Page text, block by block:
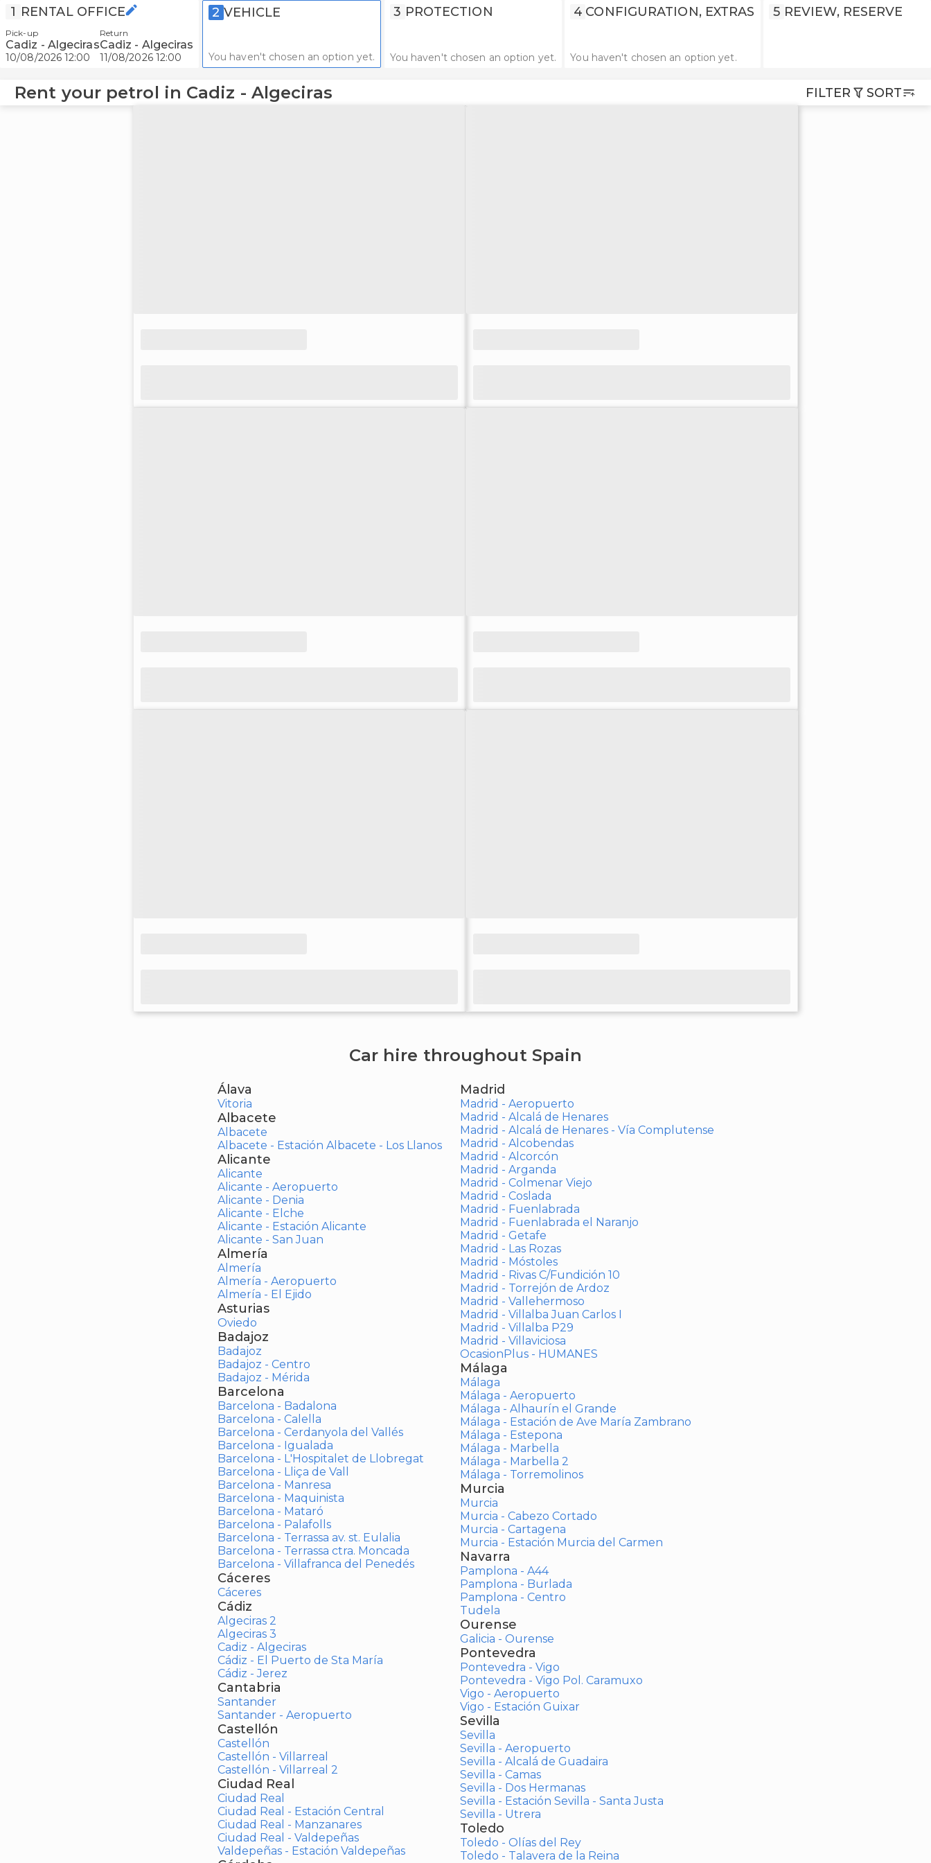
1 RENTAL OFFICE
Pick-up
Cadiz - Algeciras
10/08/2026 12:00
Return
Cadiz - Algeciras
11/08/2026 12:00
2 VEHICLE
You haven't chosen an option yet.
3 PROTECTION
You haven't chosen an option yet.
4 CONFIGURATION, EXTRAS
You haven't chosen an option yet.
5 REVIEW, RESERVE
Rent your petrol in Cadiz - Algeciras FILTER SORT
Car hire throughout Spain
Álava
Vitoria
Albacete
Albacete
Albacete - Estación Albacete - Los Llanos
Alicante
Alicante
Alicante - Aeropuerto
Alicante - Denia
Alicante - Elche
Alicante - Estación Alicante
Alicante - San Juan
Almería
Almería
Almería - Aeropuerto
Almería - El Ejido
Asturias
Oviedo
Badajoz
Badajoz
Badajoz - Centro
Badajoz - Mérida
Barcelona
Barcelona - Badalona
Barcelona - Calella
Barcelona - Cerdanyola del Vallés
Barcelona - Igualada
Barcelona - L'Hospitalet de Llobregat
Barcelona - Lliça de Vall
Barcelona - Manresa
Barcelona - Maquinista
Barcelona - Mataró
Barcelona - Palafolls
Barcelona - Terrassa av. st. Eulalia
Barcelona - Terrassa ctra. Moncada
Barcelona - Villafranca del Penedés
Cáceres
Cáceres
Cádiz
Algeciras 2
Algeciras 3
Cadiz - Algeciras
Cádiz - El Puerto de Sta María
Cádiz - Jerez
Cantabria
Santander
Santander - Aeropuerto
Castellón
Castellón
Castellón - Villarreal
Castellón - Villarreal 2
Ciudad Real
Ciudad Real
Ciudad Real - Estación Central
Ciudad Real - Manzanares
Ciudad Real - Valdepeñas
Valdepeñas - Estación Valdepeñas
Madrid
Madrid - Aeropuerto
Madrid - Alcalá de Henares
Madrid - Alcalá de Henares - Vía Complutense
Madrid - Alcobendas
Madrid - Alcorcón
Madrid - Arganda
Madrid - Colmenar Viejo
Madrid - Coslada
Madrid - Fuenlabrada
Madrid - Fuenlabrada el Naranjo
Madrid - Getafe
Madrid - Las Rozas
Madrid - Móstoles
Madrid - Rivas C/Fundición 10
Madrid - Torrejón de Ardoz
Madrid - Vallehermoso
Madrid - Villalba Juan Carlos I
Madrid - Villalba P29
Madrid - Villaviciosa
OcasionPlus - HUMANES
Málaga
Málaga
Málaga - Aeropuerto
Málaga - Alhaurín el Grande
Málaga - Estación de Ave María Zambrano
Málaga - Estepona
Málaga - Marbella
Málaga - Marbella 2
Málaga - Torremolinos
Murcia
Murcia
Murcia - Cabezo Cortado
Murcia - Cartagena
Murcia - Estación Murcia del Carmen
Navarra
Pamplona - A44
Pamplona - Burlada
Pamplona - Centro
Tudela
Ourense
Galicia - Ourense
Pontevedra
Pontevedra - Vigo
Pontevedra - Vigo Pol. Caramuxo
Vigo - Aeropuerto
Vigo - Estación Guixar
Sevilla
Sevilla
Sevilla - Aeropuerto
Sevilla - Alcalá de Guadaira
Sevilla - Camas
Sevilla - Dos Hermanas
Sevilla - Estación Sevilla - Santa Justa
Sevilla - Utrera
Toledo
Toledo - Olías del Rey
Toledo - Talavera de la Reina